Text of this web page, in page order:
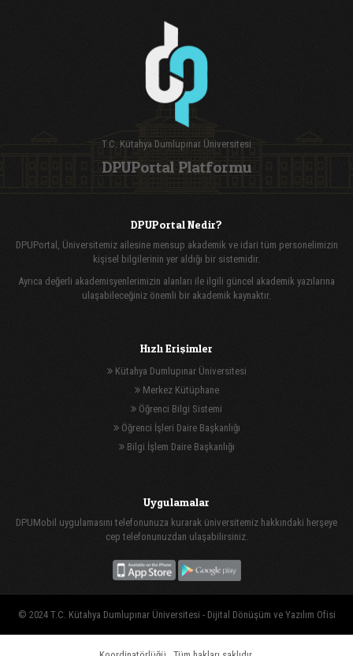
T.C. Kütahya Dumlupınar Üniversitesi
DPUPortal Platformu
DPUPortal Nedir?
DPUPortal, Üniversitemiz ailesine mensup akademik ve idari tüm personelimizin
kişisel bilgilerinin yer aldığı bir sistemidir.
Ayrıca değerli akademisyenlerimizin alanları ile ilgili güncel akademik yazılarına
ulaşabileceğiniz önemli bir akademik kaynaktır.
Hızlı Erişimler
Kütahya Dumlupınar Üniversitesi
Merkez Kütüphane
Öğrenci Bilgi Sistemi
Öğrenci İşleri Daire Başkanlığı
Bilgi İşlem Daire Başkanlığı
Uygulamalar
DPUMobil uygulamasını telefonunuza kurarak üniversitemiz hakkındaki herşeye
cep telefonunuzdan ulaşabilirsiniz.
© 2024 T.C. Kütahya Dumlupınar Üniversitesi - Dijital Dönüşüm ve Yazılım Ofisi